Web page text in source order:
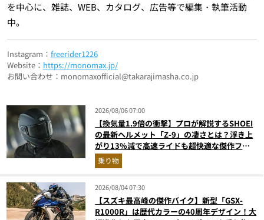
を中心に、雑誌、WEB、カタログ、広告等で編集・執筆活動
中。
Instagram： freerider1226
Website： https://monomax.jp/
お問い合わせ：monomaxofficial@takarajimasha.co.jp
2026/08/06 07:00
【換気量1.9倍の衝撃】プロが解説するSHOEI
の最新ヘルメット「Z-9」の凄さとは？浮き上
がり13%減で高速ライドも超快適な傑作フル
フェイス
乗り物
2026/08/04 07:30
【スズキ最高峰の傑作バイク】新型「GSX-
R1000R」は歴代カラーの40周年デザイン！大